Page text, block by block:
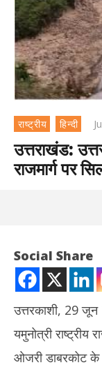
राष्ट्रीय हिन्दी
उत्तराखंड:
राजमार्ग पर
Social Share
उत्तरकाशी, 29
यमुनोत्री राष्ट्रीय
ओजरी डाबरकोट